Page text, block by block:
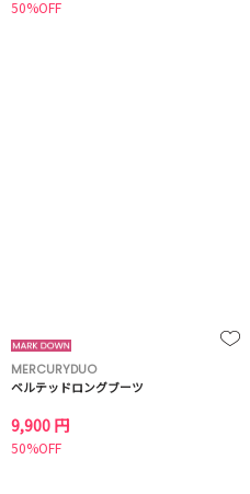
50%OFF
MERCURYDUO
ベルテッドロングブーツ
9,900 円
50%OFF